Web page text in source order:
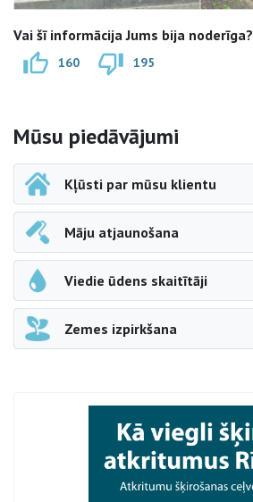
Vai šī informācija Jums bija noderīga?
160 195
Sāna navigācija
Mūsu piedāvājumi
Kļūsti par mūsu klientu
Māju atjaunošana
Viedie ūdens skaitītāji
Zemes izpirkšana